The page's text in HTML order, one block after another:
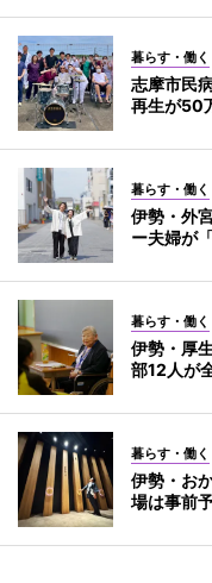
暮らす・働く
志摩市民
再生が50
暮らす・働く
伊勢・外
ー夫婦が
暮らす・働く
伊勢・厚
部12人が
暮らす・働く
伊勢・お
場は事前